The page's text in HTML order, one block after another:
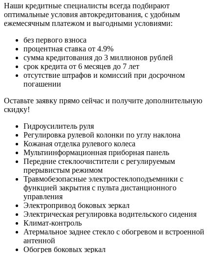
Наши кредитные специалисты всегда подбирают
оптимальные условия автокредитования, с удобным
ежемесячным платежом и выгодными условиями:
без первого взноса
процентная ставка от 4.9%
сумма кредитования до 3 миллионов рублей
срок кредита от 6 месяцев до 7 лет
отсутствие штрафов и комиссий при досрочном
погашении
Оставьте заявку прямо сейчас и получите дополнительную
скидку!
Гидроусилитель руля
Регулировка рулевой колонки по углу наклона
Кожаная отделка рулевого колеса
Мультиинформационная приборная панель
Передние стеклоочистители с регулируемым
прерывистым режимом
Травмобезопасные электростеклоподъемники с
функцией закрытия с пульта дистанционного
управления
Электропривод боковых зеркал
Электрическая регулировка водительского сидения
Климат-контроль
Атермальное заднее стекло с обогревом и встроенной
антенной
Обогрев боковых зеркал